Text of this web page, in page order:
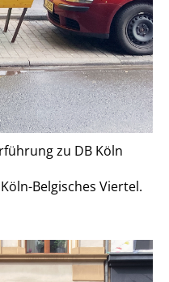
zu DB Köln
Belgisches Viertel.